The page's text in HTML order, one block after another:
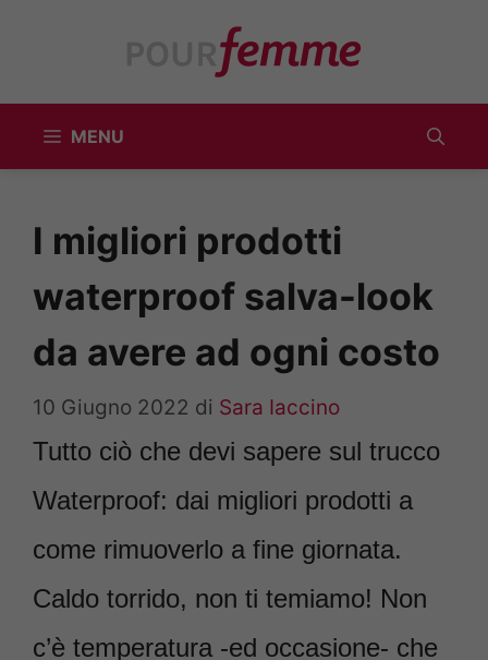
MENU
I migliori prodotti
waterproof salva-look
da avere ad ogni costo
10 Giugno 2022 di Sara Iaccino
Tutto ciò che devi sapere sul trucco
Waterproof: dai migliori prodotti a
come rimuoverlo a fine giornata.
Caldo torrido, non ti temiamo! Non
c’è temperatura -ed occasione- che